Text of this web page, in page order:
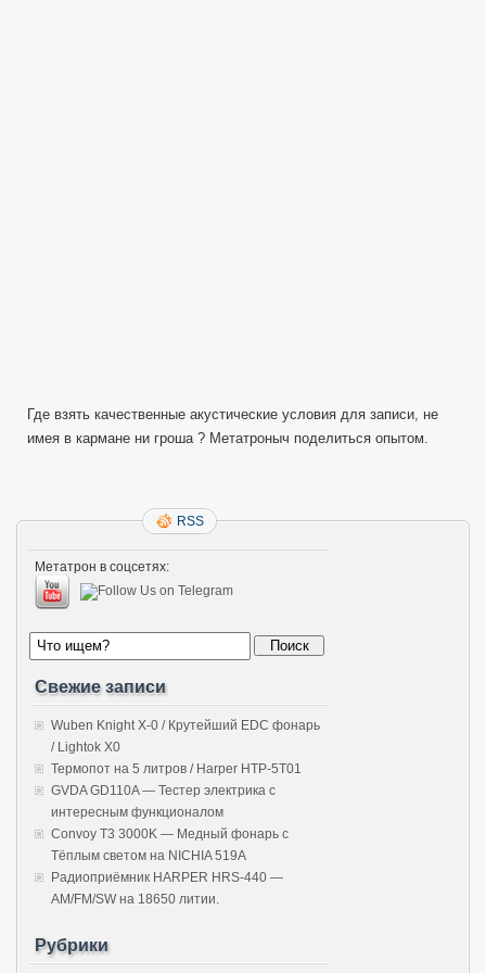
Где взять качественные акустические условия для записи, не
имея в кармане ни гроша ? Метатроныч поделиться опытом.
RSS
Метатрон в соцсетях:
Свежие записи
Wuben Knight X-0 / Крутейший EDC фонарь
/ Lightok X0
Термопот на 5 литров / Harper HTP-5T01
GVDA GD110A — Тестер электрика с
интересным функционалом
Convoy T3 3000K — Медный фонарь с
Тёплым светом на NICHIA 519A
Радиоприёмник HARPER HRS-440 —
AM/FM/SW на 18650 литии.
Рубрики